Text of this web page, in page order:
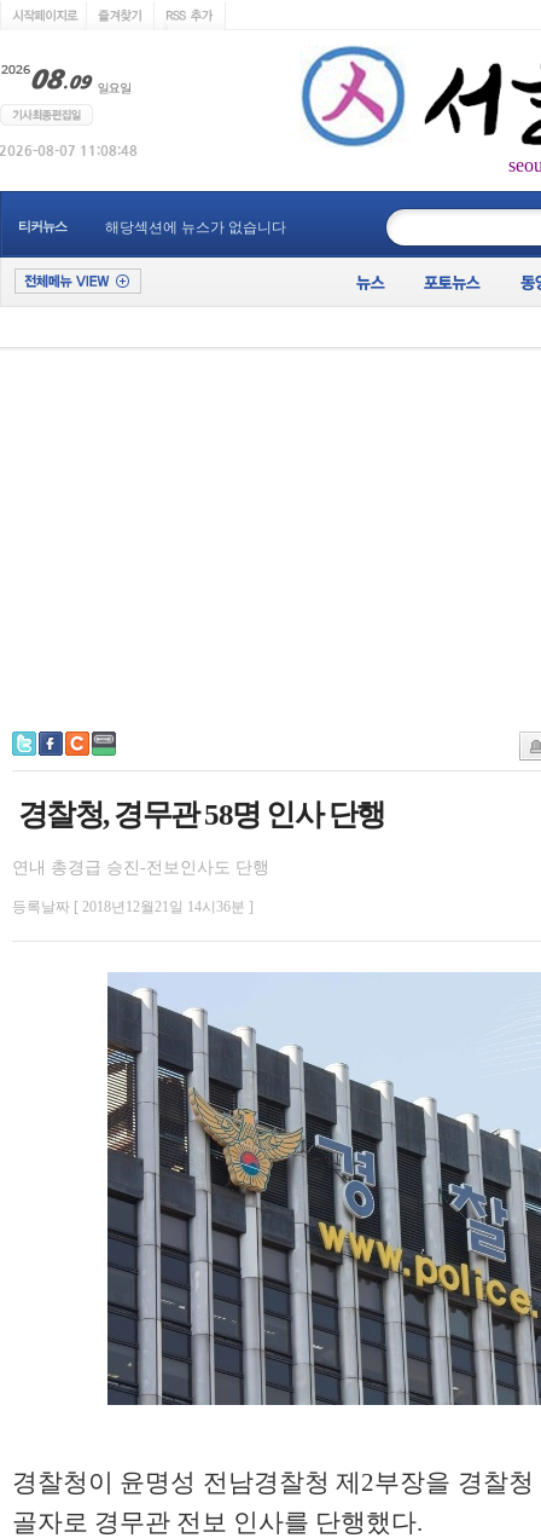
티커뉴스 해당섹션에 뉴스가 없습니다
경찰청, 경무관 58명 인사 단행
연내 총경급 승진-전보인사도 단행
등록날짜 [ 2018년12월21일 14시36분 ]
경찰청이 윤명성 전남경찰청 제2부장을 경찰
골자로 경무관 전보 인사를 단행했다.